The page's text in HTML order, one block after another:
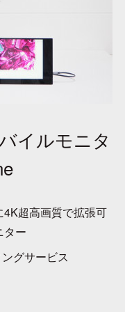
イルモニタ
超高画質で拡張可
ター
グサービス